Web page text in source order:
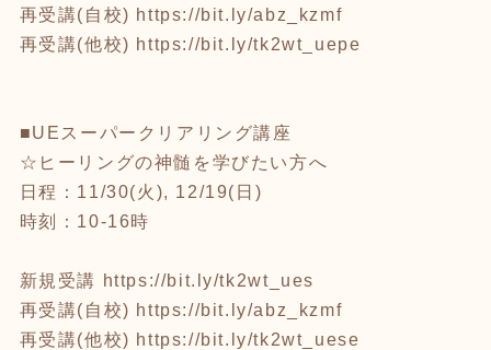
再受講(自校) https://bit.ly/abz_kzmf
再受講(他校) https://bit.ly/tk2wt_uepe
■UEスーパークリアリング講座
☆ヒーリングの神髄を学びたい方へ
日程：11/30(火), 12/19(日)
時刻：10-16時
新規受講 https://bit.ly/tk2wt_ues
再受講(自校) https://bit.ly/abz_kzmf
再受講(他校) https://bit.ly/tk2wt_uese